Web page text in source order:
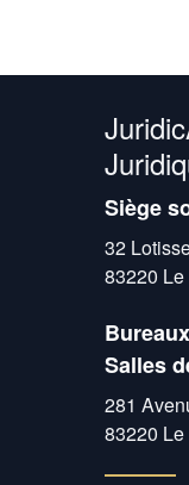
Siège
32
83220
Salles
281
83220